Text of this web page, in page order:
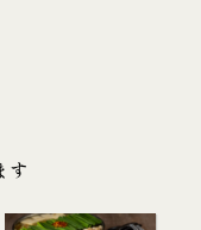
す